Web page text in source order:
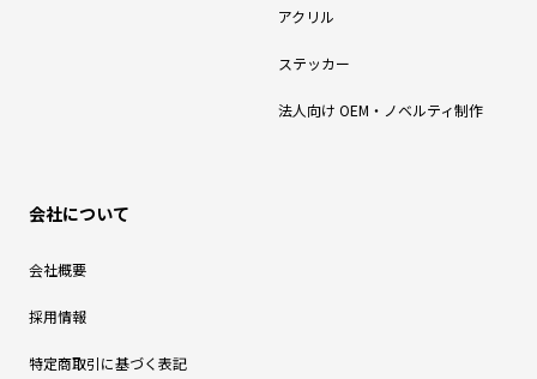
アクリル
ステッカー
法人向け OEM・ノベルティ制作
会社について
会社概要
採用情報
特定商取引に基づく表記